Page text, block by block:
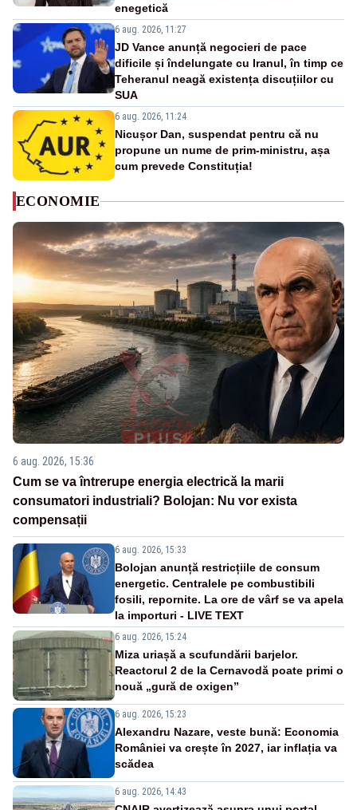
enegetică
6 aug. 2026, 11:27
JD Vance anunță negocieri de pace
dificile și îndelungate cu Iranul, în timp ce
Teheranul neagă existența discuțiilor cu
SUA
6 aug. 2026, 11:24
Nicușor Dan, suspendat pentru că nu
propune un nume de prim-ministru, așa
cum prevede Constituția!
ECONOMIE
6 aug. 2026, 15:36
Cum se va întrerupe energia electrică la marii
consumatori industriali? Bolojan: Nu vor exista
compensații
6 aug. 2026, 15:33
Bolojan anunță restricțiile de consum
energetic. Centralele pe combustibili
fosili, repornite. La ore de vârf se va apela
la importuri - LIVE TEXT
6 aug. 2026, 15:24
Miza uriașă a scufundării barjelor.
Reactorul 2 de la Cernavodă poate primi o
nouă „gură de oxigen”
6 aug. 2026, 15:23
Alexandru Nazare, veste bună: Economia
României va crește în 2027, iar inflația va
scădea
6 aug. 2026, 14:43